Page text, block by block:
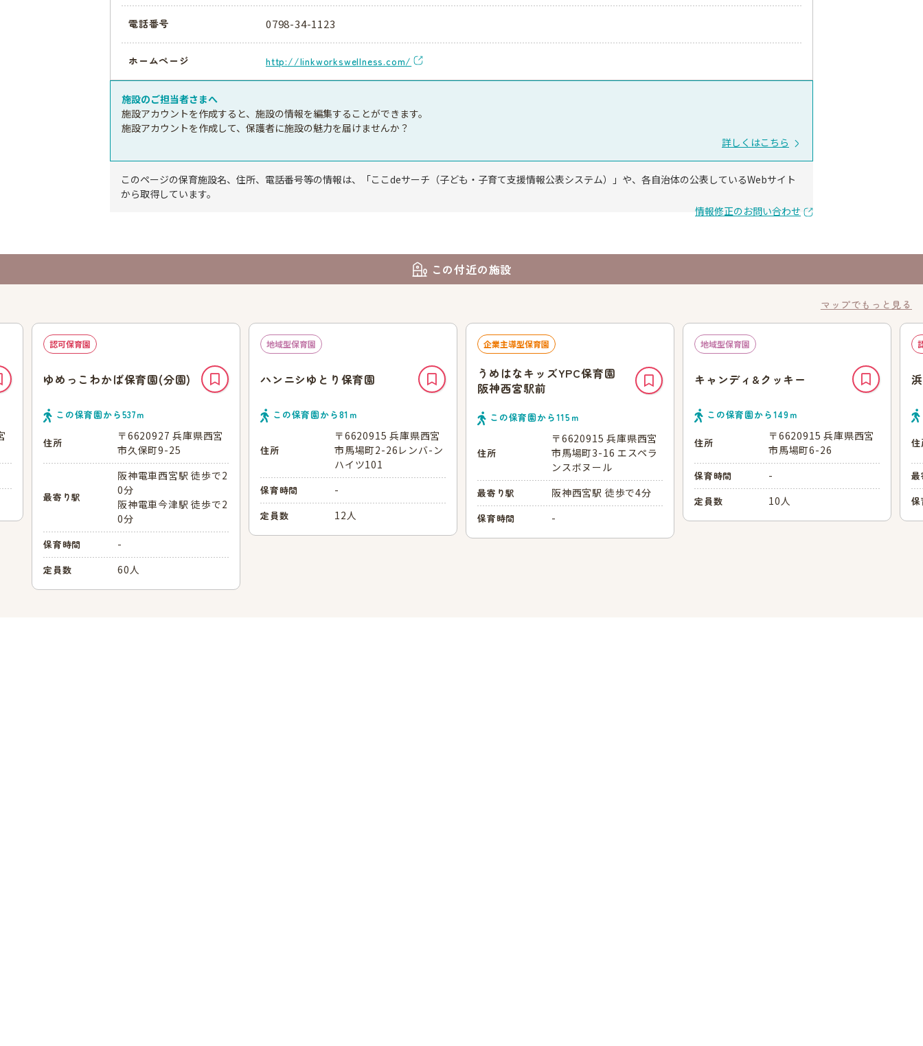
電話番号 0798-34-1123
ホームページ http://linkworkswellness.com/
施設のご担当者さまへ
施設アカウントを作成すると、施設の情報を編集することができます。
施設アカウントを作成して、保護者に施設の魅力を届けませんか？
詳しくはこちら
このページの保育施設名、住所、電話番号等の情報は、「ここdeサーチ（子ども・子育て支援情報公表システム）」や、各自治体の公表しているWebサイト
から取得しています。
情報修正のお問い合わせ
この付近の施設
マップでもっと見る
認可保育園
ゆめっこわかば保育園(分園)
この保育園から537ｍ
住所
〒6620927 兵庫県西宮
市久保町9-25
最寄り駅
阪神電車西宮駅 徒歩で2
0分
阪神電車今津駅 徒歩で2
0分
保育時間 -
定員数 60人
地域型保育園
ハンニシゆとり保育園
この保育園から81 ｍ
住所
〒6620915 兵庫県西宮
市馬場町2-26レンバ-ン
ハイツ101
保育時間 -
定員数 12人
企業主導型保育園
うめはなキッズYPC保育園
阪神西宮駅前
この保育園から115ｍ
住所
〒6620915 兵庫県西宮
市馬場町3-16 エスペラ
ンスボヌール
最寄り駅 阪神西宮駅 徒歩で4分
保育時間 -
地域型保育園
キャンディ&クッキー
この保育園から149ｍ
住所
〒6620915 兵庫県西宮
市馬場町6-26
保育時間 -
定員数 10人
住
最
保